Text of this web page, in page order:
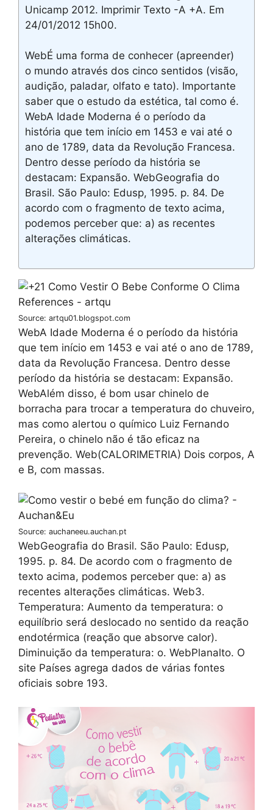
Unicamp 2012. Imprimir Texto -A +A. Em
24/01/2012 15h00.
WebÉ uma forma de conhecer (apreender)
o mundo através dos cinco sentidos (visão,
audição, paladar, olfato e tato). Importante
saber que o estudo da estética, tal como é.
WebA Idade Moderna é o período da
história que tem início em 1453 e vai até o
ano de 1789, data da Revolução Francesa.
Dentro desse período da história se
destacam: Expansão. WebGeografia do
Brasil. São Paulo: Edusp, 1995. p. 84. De
acordo com o fragmento de texto acima,
podemos perceber que: a) as recentes
alterações climáticas.
Source: artqu01.blogspot.com
WebA Idade Moderna é o período da história
que tem início em 1453 e vai até o ano de 1789,
data da Revolução Francesa. Dentro desse
período da história se destacam: Expansão.
WebAlém disso, é bom usar chinelo de
borracha para trocar a temperatura do chuveiro,
mas como alertou o químico Luiz Fernando
Pereira, o chinelo não é tão eficaz na
prevenção. Web(CALORIMETRIA) Dois corpos, A
e B, com massas.
Source: auchaneeu.auchan.pt
WebGeografia do Brasil. São Paulo: Edusp,
1995. p. 84. De acordo com o fragmento de
texto acima, podemos perceber que: a) as
recentes alterações climáticas. Web3.
Temperatura: Aumento da temperatura: o
equilíbrio será deslocado no sentido da reação
endotérmica (reação que absorve calor).
Diminuição da temperatura: o. WebPlanalto. O
site Países agrega dados de várias fontes
oficiais sobre 193.